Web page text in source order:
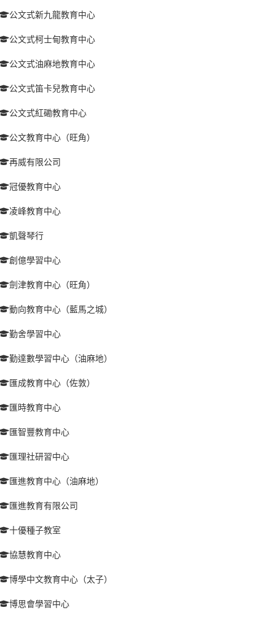
公文式新九龍教育中心
公文式柯士甸教育中心
公文式油麻地教育中心
公文式笛卡兒教育中心
公文式紅磡教育中心
公文教育中心（旺角）
再威有限公司
冠優教育中心
凌峰教育中心
凱聲琴行
創億學習中心
劍津教育中心（旺角）
動向教育中心（藍馬之城）
勤舍學習中心
勤達數學習中心（油麻地）
匯成教育中心（佐敦）
匯時教育中心
匯智豐教育中心
匯理社研習中心
匯進教育中心（油麻地）
匯進教育有限公司
十優種子教室
協慧教育中心
博學中文教育中心（太子）
博思會學習中心